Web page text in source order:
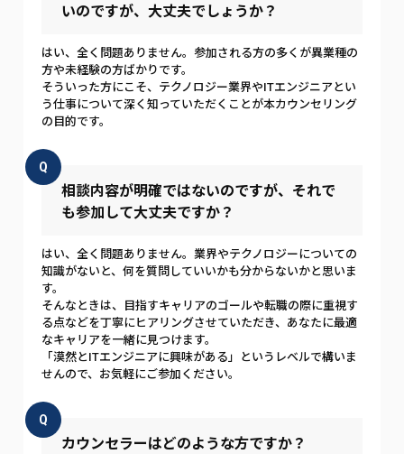
いのですが、大丈夫でしょうか？
はい、全く問題ありません。参加される方の多くが異業種の
方や未経験の方ばかりです。
そういった方にこそ、テクノロジー業界やITエンジニアとい
う仕事について深く知っていただくことが本カウンセリング
の目的です。
Q
相談内容が明確ではないのですが、それで
も参加して大丈夫ですか？
はい、全く問題ありません。業界やテクノロジーについての
知識がないと、何を質問していいかも分からないかと思いま
す。
そんなときは、目指すキャリアのゴールや転職の際に重視す
る点などを丁寧にヒアリングさせていただき、あなたに最適
なキャリアを一緒に見つけます。
「漠然とITエンジニアに興味がある」というレベルで構いま
せんので、お気軽にご参加ください。
Q
カウンセラーはどのような方ですか？